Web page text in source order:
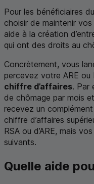
Pour les bénéficiaires du
choisir de maintenir vos
aide à la création
qui ont des droits au
Concrètement, vous
percevez votre ARE ou
chiffre d’affaires. Par
de chômage par mois
recevez un
chiffre d’affaires
RSA ou d’ARE, mais
suivants.
Quelle aide